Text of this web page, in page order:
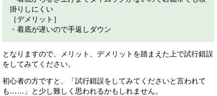
掛りしにくい
［デメリット］
・着底が遅いので手返しダウン
となりますので、メリット、デメリットを踏まえた上で試行錯誤
をしてみてください。
初心者の方ですと、「試行錯誤をしてみてくださいと言われて
も……」と少し難しく思われるかもしれません。